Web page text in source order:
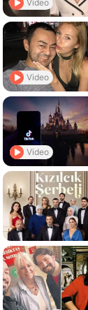
Video
Video
Video